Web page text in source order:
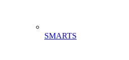
SMARTS